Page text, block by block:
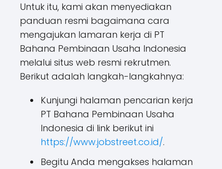
Untuk itu, kami akan menyediakan
panduan resmi bagaimana cara
mengajukan lamaran kerja di PT
Bahana Pembinaan Usaha Indonesia
melalui situs web resmi rekrutmen.
Berikut adalah langkah-langkahnya:
Kunjungi halaman pencarian kerja
PT Bahana Pembinaan Usaha
Indonesia di link berikut ini
https://www.jobstreet.co.id/.
Begitu Anda mengakses halaman